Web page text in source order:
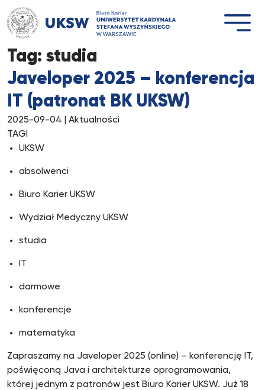
Przejdź
do
treści
Tag: studia
Javeloper 2025 – konferencja
IT (patronat BK UKSW)
2025-09-04 | Aktualności
TAGI
UKSW
absolwenci
Biuro Karier UKSW
Wydział Medyczny UKSW
studia
IT
darmowe
konferencje
matematyka
Zapraszamy na Javeloper 2025 (online) – konferencję IT,
poświęconą Java i architekturze oprogramowania,
której jednym z patronów jest Biuro Karier UKSW. Już 18